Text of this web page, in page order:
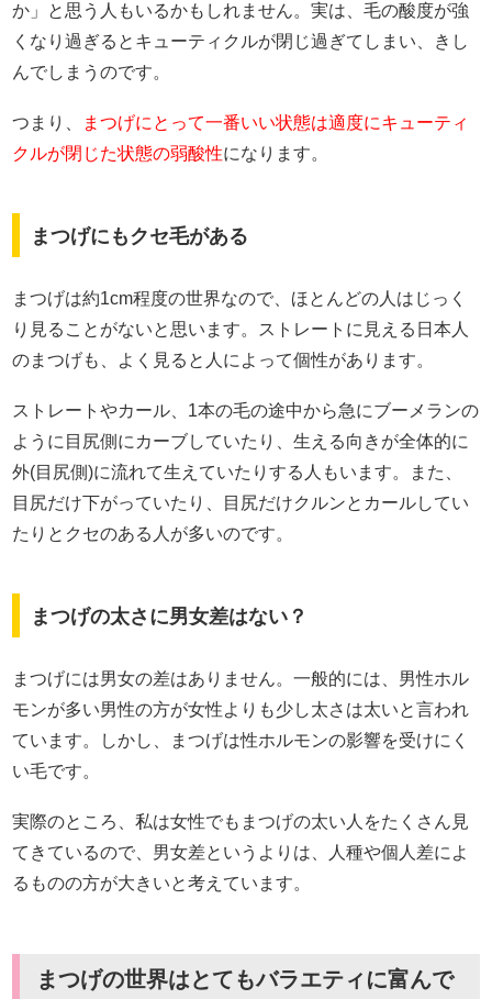
か」と思う人もいるかもしれません。実は、毛の酸度が強
くなり過ぎるとキューティクルが閉じ過ぎてしまい、きし
んでしまうのです。
つまり、
まつげにとって一番いい状態は適度にキューティ
クルが閉じた状態の弱酸性になります。
まつげにもクセ毛がある
まつげは約1cm程度の世界なので、ほとんどの人はじっく
り見ることがないと思います。ストレートに見える日本人
のまつげも、よく見ると人によって個性があります。
ストレートやカール、1本の毛の途中から急にブーメランの
ように目尻側にカーブしていたり、生える向きが全体的に
外(目尻側)に流れて生えていたりする人もいます。また、
目尻だけ下がっていたり、目尻だけクルンとカールしてい
たりとクセのある人が多いのです。
まつげの太さに男女差はない？
まつげには男女の差はありません。一般的には、男性ホル
モンが多い男性の方が女性よりも少し太さは太いと言われ
ています。しかし、まつげは性ホルモンの影響を受けにく
い毛です。
実際のところ、私は女性でもまつげの太い人をたくさん見
てきているので、男女差というよりは、人種や個人差によ
るものの方が大きいと考えています。
まつげの世界はとてもバラエティに富んで